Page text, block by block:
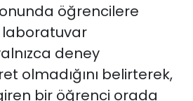
öğrencilere
laboratuvar
deney
olmadığını belirterek,
bir öğrenci orada